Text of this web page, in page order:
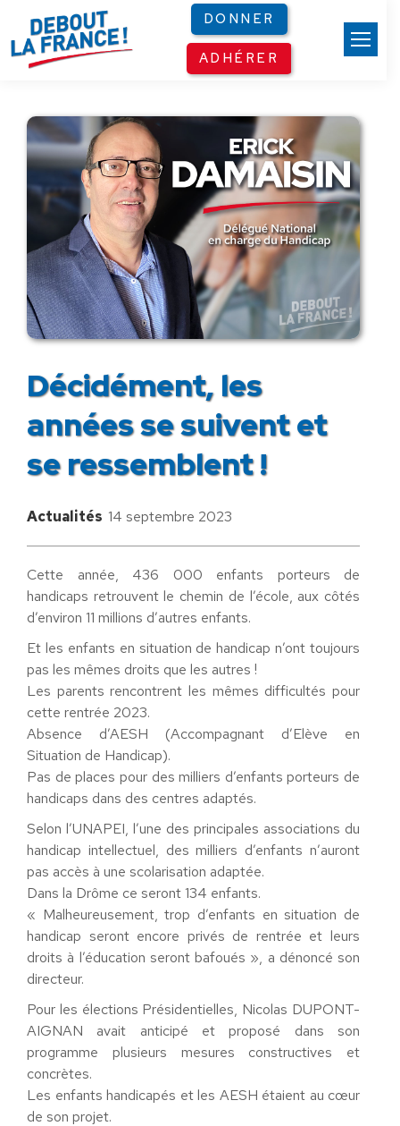
DONNER
ADHÉRER
Décidément, les
années se suivent et
se ressemblent !
Actualités 14 septembre 2023
Cette année, 436 000 enfants porteurs de
handicaps retrouvent le chemin de l’école, aux côtés
d’environ 11 millions d’autres enfants.
Et les enfants en situation de handicap n’ont toujours
pas les mêmes droits que les autres !
Les parents rencontrent les mêmes difficultés pour
cette rentrée 2023.
Absence d’AESH (Accompagnant d’Elève en
Situation de Handicap).
Pas de places pour des milliers d’enfants porteurs de
handicaps dans des centres adaptés.
Selon l’UNAPEI, l’une des principales associations du
handicap intellectuel, des milliers d’enfants n’auront
pas accès à une scolarisation adaptée.
Dans la Drôme ce seront 134 enfants.
« Malheureusement, trop d’enfants en situation de
handicap seront encore privés de rentrée et leurs
droits à l’éducation seront bafoués », a dénoncé son
directeur.
Pour les élections Présidentielles, Nicolas DUPONT-
AIGNAN avait anticipé et proposé dans son
programme plusieurs mesures constructives et
concrètes.
Les enfants handicapés et les AESH étaient au cœur
de son projet.
Panneau de gestion des cookies